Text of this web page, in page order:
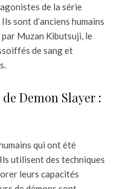
de la série
. Ils sont d’anciens humains
Muzan Kibutsuji, le
de sang et
Demon Slayer :
qui ont été
utilisent des techniques
leurs capacités